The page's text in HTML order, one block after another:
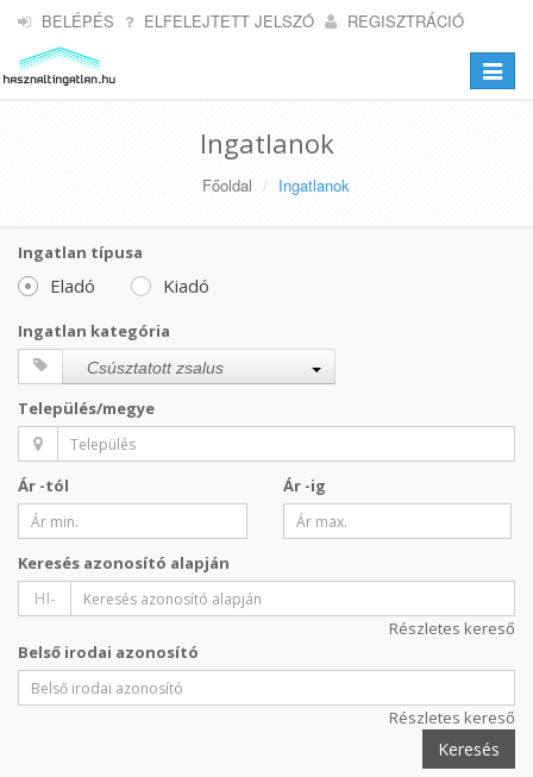
BELÉPÉS ELFELEJTETT JELSZÓ REGISZTRÁCIÓ
Toggle
Ingatlanok
Főoldal Ingatlanok
Ingatlan típusa
Eladó Kiadó
Ingatlan kategória
Csúsztatott zsalus
Település/megye
Ár -tól Ár -ig
Keresés azonosító alapján
HI-
Részletes kereső
Belső irodai azonosító
Részletes kereső
Keresés